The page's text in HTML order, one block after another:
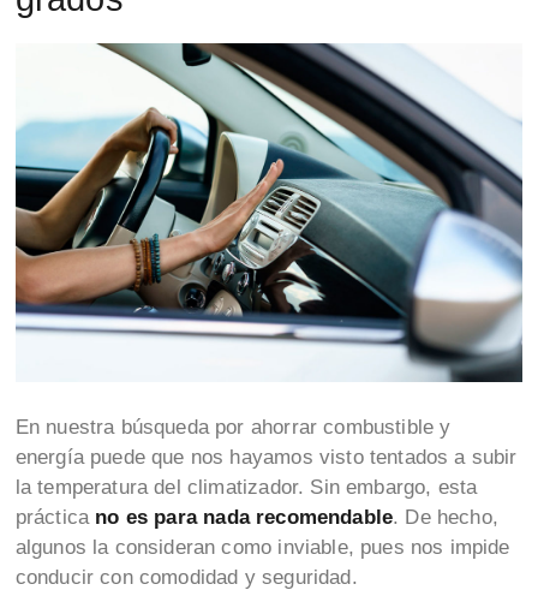
En nuestra búsqueda por ahorrar combustible y
energía puede que nos hayamos visto tentados a subir
la temperatura del climatizador. Sin embargo, esta
prácticano es para nada recomendable. De hecho,
algunos la consideran como inviable, pues nos impide
conducir con comodidad y seguridad.